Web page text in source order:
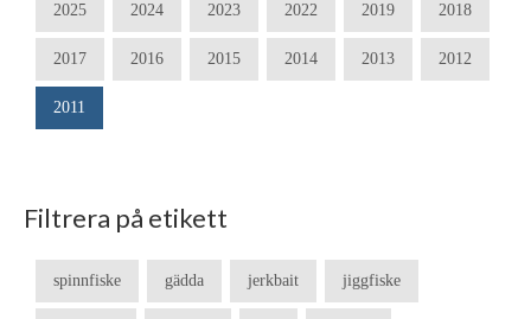
2025 2024 2023 2022 2019 2018
2017 2016 2015 2014 2013 2012
2011
Filtrera på etikett
spinnfiske gädda jerkbait jiggfiske